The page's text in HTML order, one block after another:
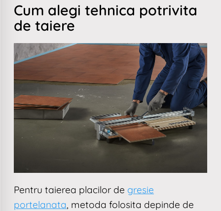
Cum alegi tehnica potrivita
de taiere
Pentru taierea placilor de gresie
portelanata, metoda folosita depinde de